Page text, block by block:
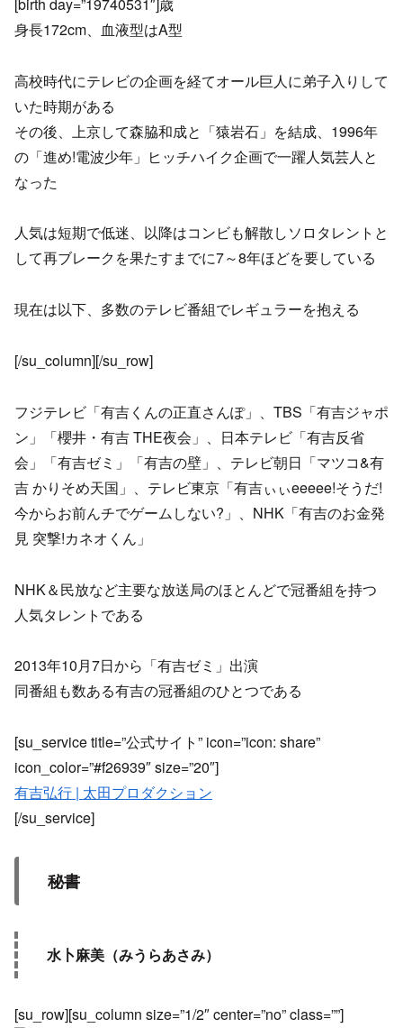
身長172cm、血液型はA型
高校時代にテレビの企画を経てオール巨人に弟子入りして
いた時期がある
その後、上京して森脇和成と「猿岩石」を結成、1996年
の「進め!電波少年」ヒッチハイク企画で一躍人気芸人と
なった
人気は短期で低迷、以降はコンビも解散しソロタレントと
して再ブレークを果たすまでに7～8年ほどを要している
現在は以下、多数のテレビ番組でレギュラーを抱える
[/su_column][/su_row]
フジテレビ「有吉くんの正直さんぽ」、TBS「有吉ジャポ
ン」「櫻井・有吉 THE夜会」、日本テレビ「有吉反省
会」「有吉ゼミ」「有吉の壁」、テレビ朝日「マツコ&有
吉 かりそめ天国」、テレビ東京「有吉ぃぃeeeee!そうだ!
今からお前んチでゲームしない?」、NHK「有吉のお金発
見 突撃!カネオくん」
NHK＆民放など主要な放送局のほとんどで冠番組を持つ
人気タレントである
2013年10月7日から「有吉ゼミ」出演
同番組も数ある有吉の冠番組のひとつである
[su_service title=”公式サイト” icon=”icon: share”
icon_color=”#f26939″ size=”20″]
有吉弘行 | 太田プロダクション
[/su_service]
秘書
水卜麻美（みうらあさみ）
[su_row][su_column size=”1/2″ center=”no” class=””]